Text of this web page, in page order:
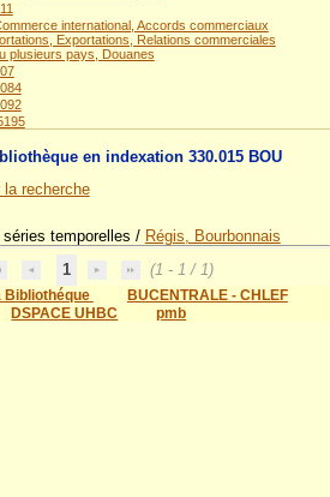
international, Accords commerciaux
Exportations, Relations commerciales
plusieurs pays, Douanes
en indexation 330.015 BOU
la recherche
temporelles / Régis, Bourbonnais
1
(1 - 1 / 1)
Bibliothéque
BUCENTRALE - CHLEF
DSPACE UHBC
pmb